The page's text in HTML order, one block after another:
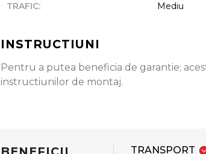
TRAFIC: Mediu
INSTRUCTIUNI
Pentru a putea beneficia de garantie;
instructiunilor de montaj.
TRANSPORT